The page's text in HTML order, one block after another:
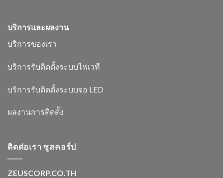
บริการและผลงาน
บริการของเรา
บริการรับติดตั้งระบบไฟเวที
บริการรับติดตั้งระบบจอ LED
ผลงานการติดตั้ง
ติดต่อเรา ซูสคอร์ป
ZEUSCORP.CO.TH